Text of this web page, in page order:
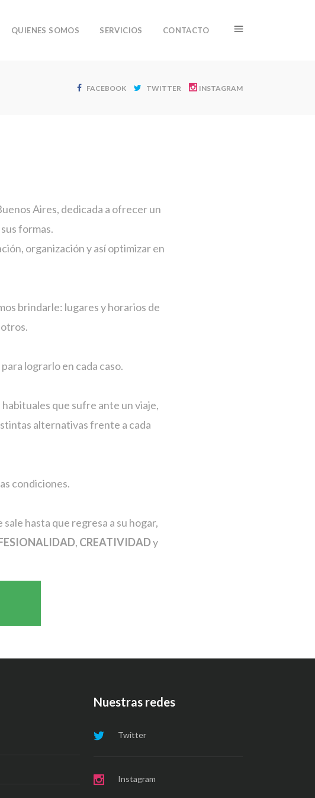
QUIENES SOMOS SERVICIOS CONTACTO
FACEBOOK TWITTER INSTAGRAM
Aires, dedicada a ofrecer un
formas.
organización y así optimizar en
brindarle: lugares y horarios de
lograrlo en cada caso.
que sufre ante un viaje,
alternativas frente a cada
condiciones.
hasta que regresa a su hogar,
, CREATIVIDADy
Nuestras redes
Twitter
Instagram